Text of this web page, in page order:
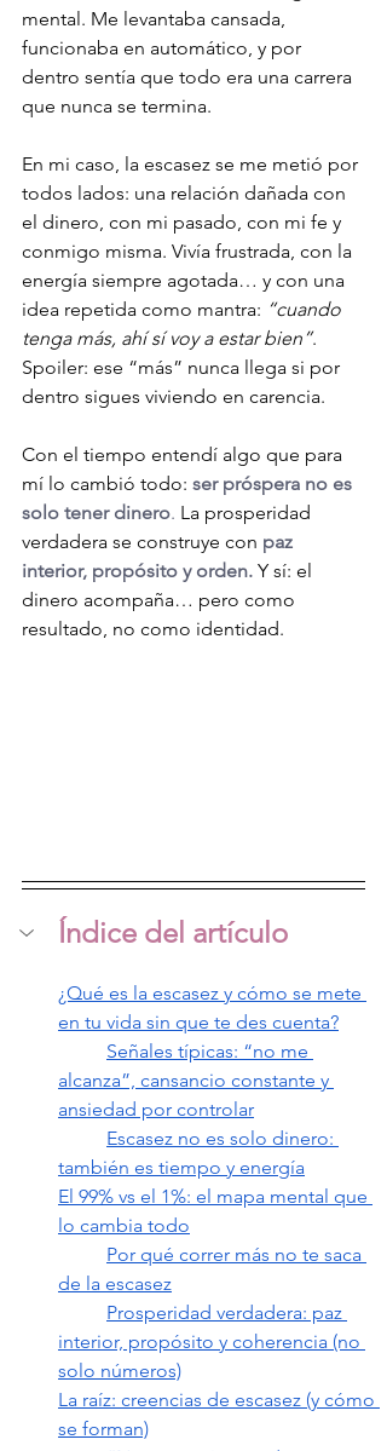
mental. Me levantaba cansada,
funcionaba en automático, y por
dentro sentía que todo era una carrera
que nunca se termina.
En mi caso, la escasez se me metió por
todos lados: una relación dañada con
el dinero, con mi pasado, con mi fe y
conmigo misma. Vivía frustrada, con la
energía siempre agotada… y con una
idea repetida como mantra: “cuando
tenga más, ahí sí voy a estar bien”.
Spoiler: ese “más” nunca llega si por
dentro sigues viviendo en carencia.
Con el tiempo entendí algo que para
mí lo cambió todo: ser próspera no es
solo tener dinero. La prosperidad
verdadera se construye con paz
interior, propósito y orden. Y sí: el
dinero acompaña… pero como
resultado, no como identidad.
Índice del artículo
¿Qué es la escasez y cómo se mete
en tu vida sin que te des cuenta?
Señales típicas: “no me
alcanza”, cansancio constante y
ansiedad por controlar
Escasez no es solo dinero:
también es tiempo y energía
El 99% vs el 1%: el mapa mental que
lo cambia todo
Por qué correr más no te saca
de la escasez
Prosperidad verdadera: paz
interior, propósito y coherencia (no
solo números)
La raíz: creencias de escasez (y cómo
se forman)